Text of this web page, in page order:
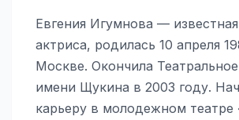
Евгения Игумнова —
актриса, родилась 10 апреля
Москве. Окончила
имени Щукина в 2003 году.
карьеру в молодежном театре